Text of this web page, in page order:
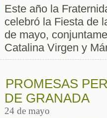
Este año la
celebró la Fiesta de
de mayo,
Catalina Virgen y
PROMESAS
DE GRANADA
24 de mayo